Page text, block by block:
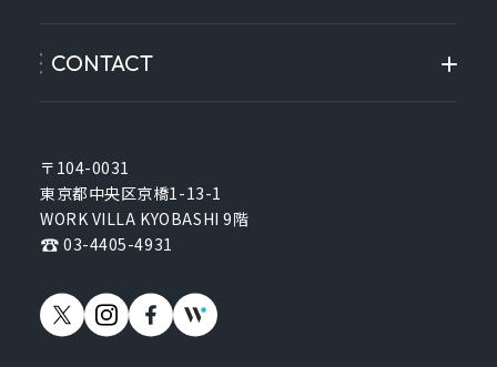
〒104-0031
東京都中央区京橋1-13-1
WORK VILLA KYOBASHI 9階
03-4405-4931
CONTACT